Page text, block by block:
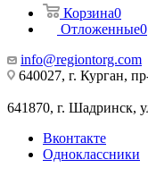
Корзина0
Отложенные0
info@regiontorg.com
640027, г. Курган,
641870, г. Шадринск,
Вконтакте
Одноклассники